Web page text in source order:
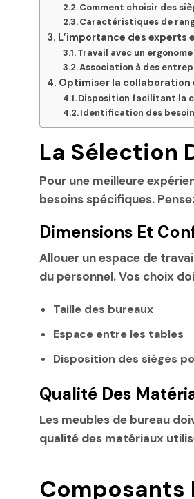
Comment choisir des
Caractéristiques de
L’importance des experts
Travail avec un
Association à des
Optimiser la collaboration
Disposition facilitant la
Identification des
La Sélection
Pour une meilleure
besoins spécifiques.
Dimensions Et
Allouer un espace de
du personnel. Vos choix
Taille des bureaux
Espace entre les tables
Disposition des sièges
Qualité Des
Les meubles de bureau
qualité des matériaux
Composants